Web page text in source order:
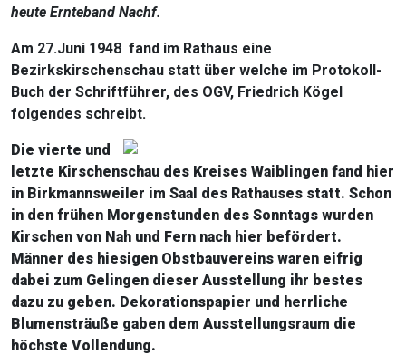
heute Ernteband Nachf.
Am 27.Juni 1948 fand im Rathaus eine
Bezirkskirschenschau statt über welche im Protokoll-
Buch der Schriftführer, des OGV, Friedrich Kögel
folgendes schreibt.
Die vierte und
letzte Kirschenschau des Kreises Waiblingen fand hier
in Birkmannsweiler im Saal des Rathauses statt. Schon
in den frühen Morgenstunden des Sonntags wurden
Kirschen von Nah und Fern nach hier befördert.
Männer des hiesigen Obstbauvereins waren eifrig
dabei zum Gelingen dieser Ausstellung ihr bestes
dazu zu geben. Dekorationspapier und herrliche
Blumensträuße gaben dem Ausstellungsraum die
höchste Vollendung.